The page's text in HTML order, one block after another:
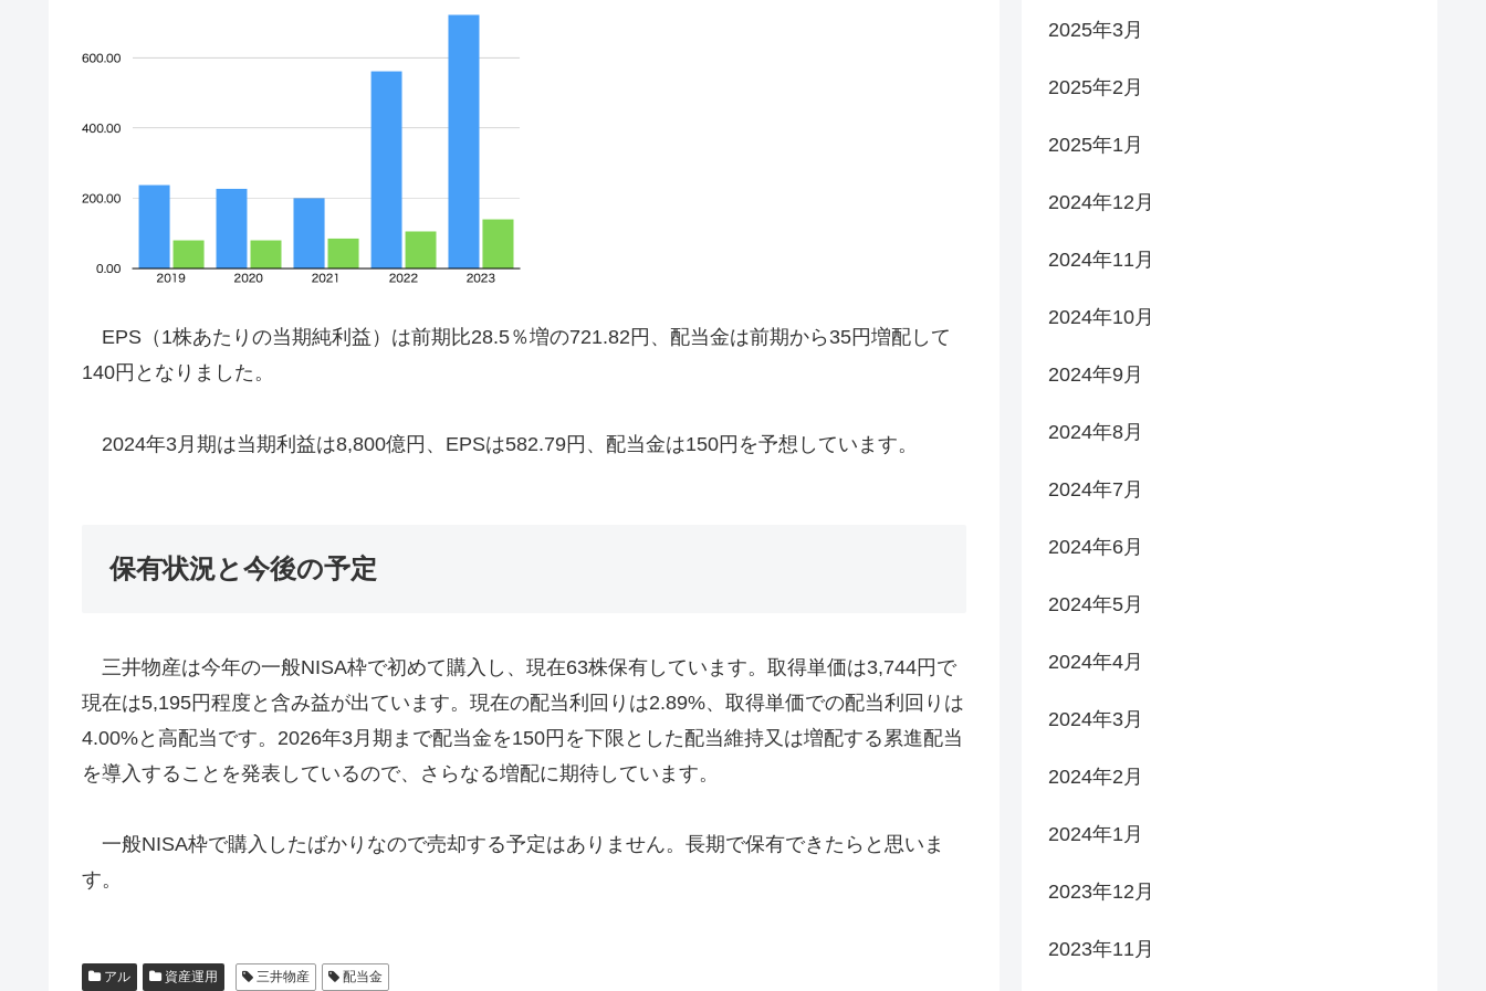
EPS（1株あたりの当期純利益）は前期比28.5％増の721.82円、配当金は前期から35円増配して
140円となりました。
2024年3月期は当期利益は8,800億円、EPSは582.79円、配当金は150円を予想しています。
保有状況と今後の予定
三井物産は今年の一般NISA枠で初めて購入し、現在63株保有しています。取得単価は3,744円で
現在は5,195円程度と含み益が出ています。現在の配当利回りは2.89%、取得単価での配当利回りは
4.00%と高配当です。2026年3月期まで配当金を150円を下限とした配当維持又は増配する累進配当
を導入することを発表しているので、さらなる増配に期待しています。
一般NISA枠で購入したばかりなので売却する予定はありません。長期で保有できたらと思いま
す。
アル 資産運用 三井物産 配当金
2025年3月
2025年2月
2025年1月
2024年12月
2024年11月
2024年10月
2024年9月
2024年8月
2024年7月
2024年6月
2024年5月
2024年4月
2024年3月
2024年2月
2024年1月
2023年12月
2023年11月